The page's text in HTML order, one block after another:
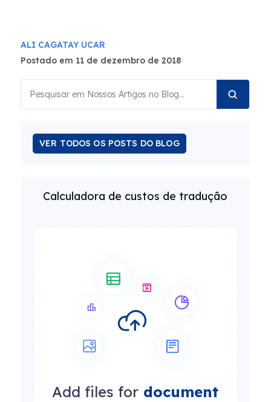
ALI CAGATAY UCAR
Postado em 11 de dezembro de 2018
VER TODOS OS POSTS DO BLOG
Calculadora de custos de tradução
Add files for document